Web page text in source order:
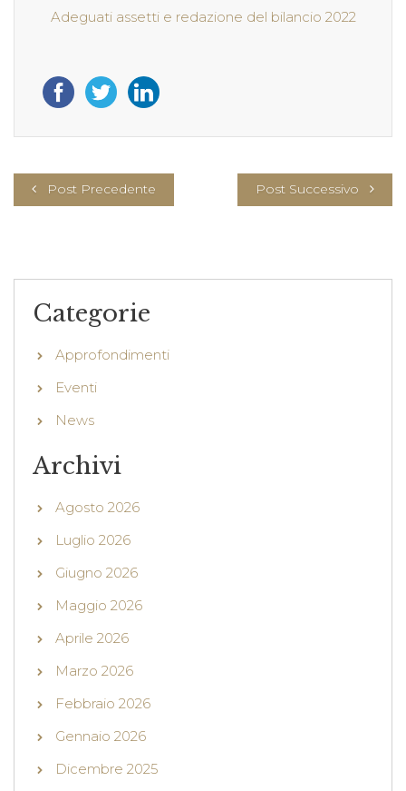
Adeguati assetti e redazione del bilancio 2022
Post Precedente Post Successivo
Categorie
Approfondimenti
Eventi
News
Archivi
Agosto 2026
Luglio 2026
Giugno 2026
Maggio 2026
Aprile 2026
Marzo 2026
Febbraio 2026
Gennaio 2026
Dicembre 2025